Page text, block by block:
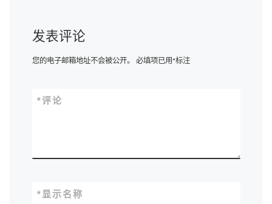
发表评论
您的电子邮箱地址不会被公开。 必填项已用*标注
评论
*
显示名称
*